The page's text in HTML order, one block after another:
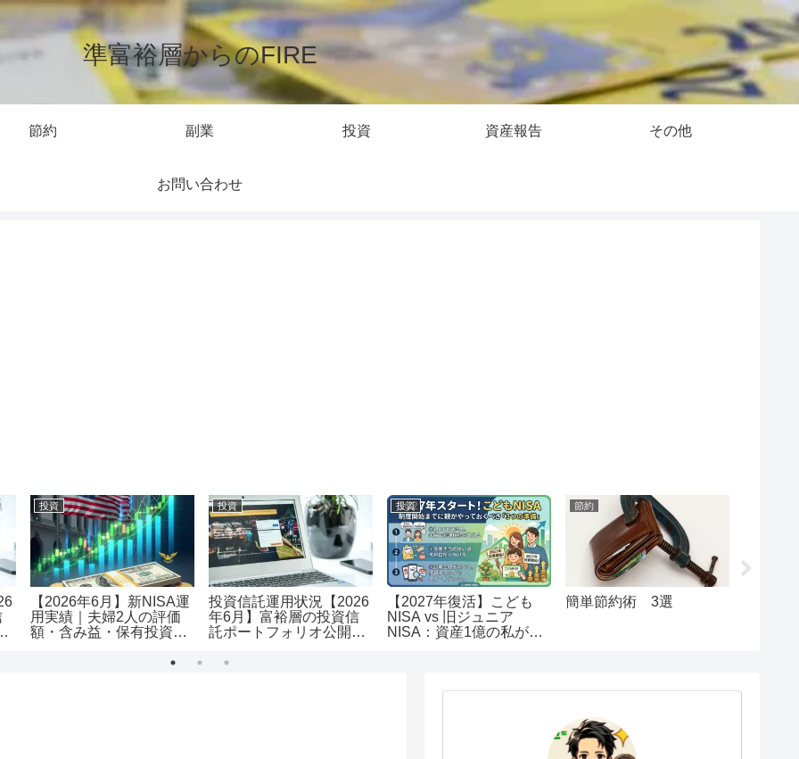
準富裕層からのFIRE
節約 副業 投資 資産報告 その他
お問い合わせ
投資
【2026年6月】新NISA運
用実績｜夫婦2人の評価
額・含み益・保有投資信
投資
投資信託運用状況【2026
年6月】富裕層の投資信
託ポートフォリオ公開｜
+5,455万円のリアル運用
投資
【2027年復活】こども
NISA vs 旧ジュニア
NISA：資産1億の私が出
節約
簡単節約術 3選